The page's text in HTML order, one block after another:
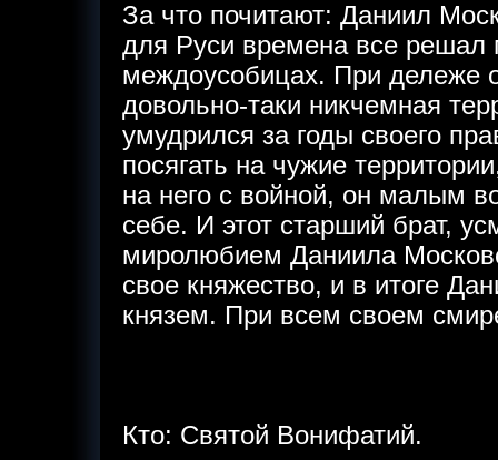
За что почитают: Даниил
для Руси времена все решал
междоусобицах. При дележе
довольно-таки никчемная
умудрился за годы своего
посягать на чужие
на него с войной, он малым
себе. И этот старший брат,
миролюбием Даниила
свое княжество, и в итоге
князем. При всем своем
Кто: Святой Вонифатий.